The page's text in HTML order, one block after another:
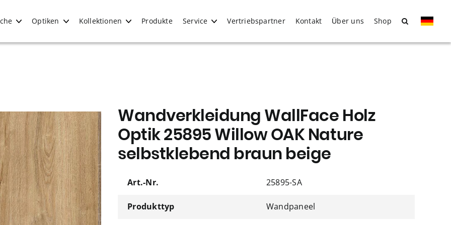
Optiken Kollektionen Produkte Service Vertriebspartner Kontakt Über uns Shop
Wandverkleidung WallFace Holz
Optik 25895 Willow OAK Nature
selbstklebend braun beige
Art.-Nr. 25895-SA
Produkttyp Wandpaneel